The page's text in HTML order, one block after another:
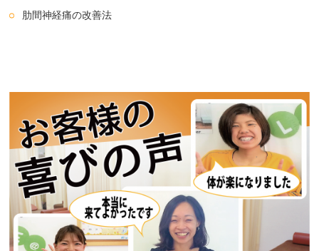
肋間神経痛の改善法